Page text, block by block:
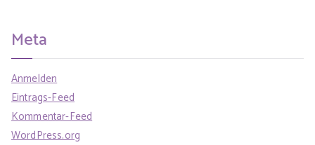
Meta
Anmelden
Eintrags-Feed
Kommentar-Feed
WordPress.org